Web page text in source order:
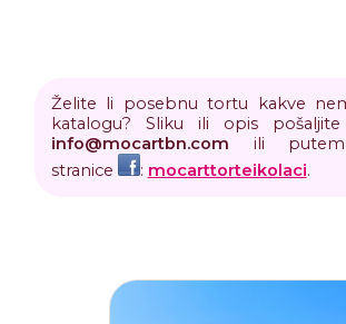
Želite li posebnu tortu kakve
katalogu? Sliku ili opis
info@mocartbn.com ili putem
stranice
: mocarttorteikolaci.